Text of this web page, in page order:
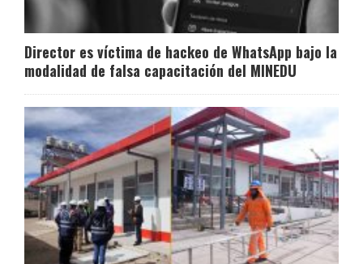
Director es víctima de hackeo de WhatsApp bajo la
modalidad de falsa capacitación del MINEDU